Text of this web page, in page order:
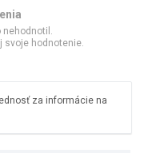
nehodnotil.
svoje hodnotenie.
za informácie na